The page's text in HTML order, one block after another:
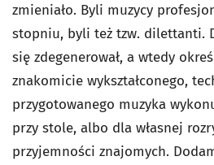
zmieniało. Byli muzycy
stopniu, byli też tzw. dilettanti.
się zdegenerował, a wtedy
znakomicie wykształconego,
przygotowanego muzyka
przy stole, albo dla własnej
przyjemności znajomych.